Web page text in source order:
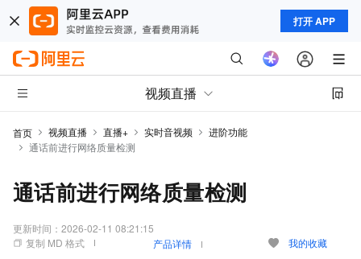
打开 APP
视频直播
首页 视频直播 直播+ 实时音视频
进阶功能
通话前进行网络质量检测
通话前进行网络质量检测
更新时间： 2026-02-11 08:21:15
复制 MD 格式
产品详情 我的收藏